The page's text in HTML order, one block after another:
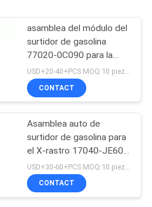
asamblea del módulo del
surtidor de gasolina
77020-0C090 para la
tundra 77020-0C090 de
5.7L-V8 09 - 11 de la
secoya de Toyota
CONTACT
Asamblea auto de
surtidor de gasolina para
el X-rastro 17040-JE60D
de Nissan Qashqai 4WD
CONTACT